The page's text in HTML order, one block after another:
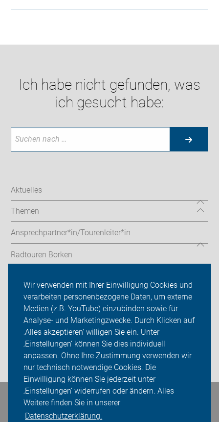
Wir verwenden mit Ihrer Einwilligung Cookies und
verarbeiten personenbezogene Daten, um externe
Medien (z.B. YouTube) einzubinden sowie für
Analyse- und Marketingzwecke. Durch Klicken auf
‚Alles akzeptieren‘ willigen Sie ein. Unter
‚Einstellungen‘ können Sie dies individuell
anpassen. Ohne Ihre Zustimmung verwenden wir
nur technisch notwendige Cookies. Die
Einwilligung können Sie jederzeit unter
‚Einstellungen‘ widerrufen oder ändern. Alles
Weitere finden Sie in unserer
Datenschutzerklärung.
Ich habe nicht gefunden, was
ich gesucht habe:
Aktuelles
Themen
Ansprechpartner*in/Tourenleiter*in
Radtouren Borken
ADFC Borken
Sei dabei
Presse
Login
Bleiben Sie in Kontakt